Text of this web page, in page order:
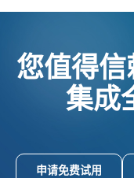
您值得
集成
申请免费试用